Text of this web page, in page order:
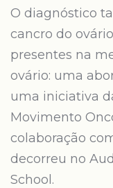
O diagnóstico
cancro do
presentes na
ovário: uma
uma iniciativa
Movimento
colaboração
decorreu no
School.